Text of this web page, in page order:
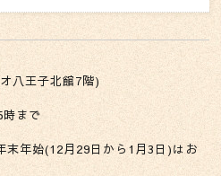
八王子北館7階)
時まで
末年始(12月29日から1月3日)はお